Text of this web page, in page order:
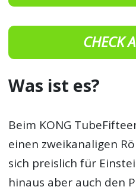
CHECK
Was ist es?
Beim KONG
einen zweikanaligen
sich preislich für
hinaus aber auch den